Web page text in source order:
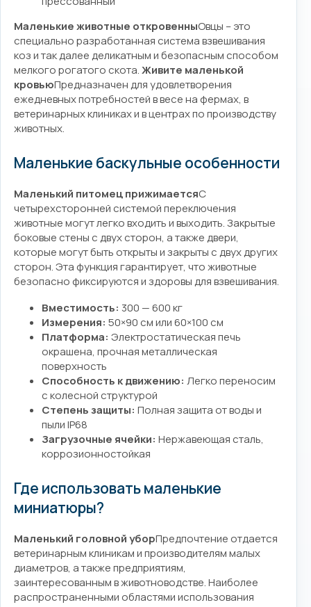
Маленькие животные откровенныОвцы – это
специально разработанная система взвешивания
коз и так далее деликатным и безопасным способом
мелкого рогатого скота.Живите маленькой
кровьюПредназначен для удовлетворения
ежедневных потребностей в весе на фермах, в
ветеринарных клиниках и в центрах по производству
животных.
Маленькие баскульные особенности
Маленький питомец прижимаетсяС
четырехсторонней системой переключения
животные могут легко входить и выходить. Закрытые
боковые стены с двух сторон, а также двери,
которые могут быть открыты и закрыты с двух других
сторон. Эта функция гарантирует, что животные
безопасно фиксируются и здоровы для взвешивания.
Вместимость: 300 — 600 кг
Измерения: 50×90 см или 60×100 см
Платформа: Электростатическая печь
окрашена, прочная металлическая
поверхность
Способность к движению: Легко переносим
с колесной структурой
Степень защиты: Полная защита от воды и
пыли IP68
Загрузочные ячейки: Нержавеющая сталь,
коррозионностойкая
Где использовать маленькие
миниатюры?
Маленький головной уборПредпочтение отдается
ветеринарным клиникам и производителям малых
диаметров, а также предприятиям,
заинтересованным в животноводстве. Наиболее
распространенными областями использования